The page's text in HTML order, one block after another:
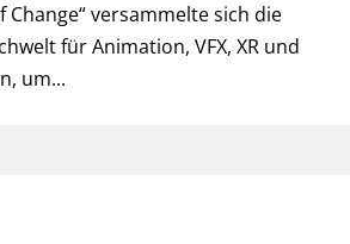
Change“ versammelte sich die
für Animation, VFX, XR und
um...